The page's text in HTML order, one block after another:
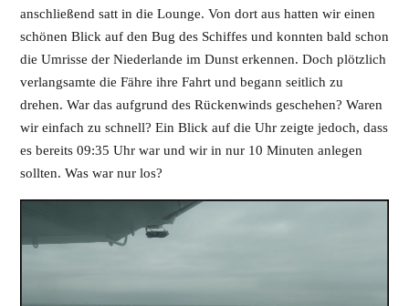
anschließend satt in die Lounge. Von dort aus hatten wir einen
schönen Blick auf den Bug des Schiffes und konnten bald schon
die Umrisse der Niederlande im Dunst erkennen. Doch plötzlich
verlangsamte die Fähre ihre Fahrt und begann seitlich zu
drehen. War das aufgrund des Rückenwinds geschehen? Waren
wir einfach zu schnell? Ein Blick auf die Uhr zeigte jedoch, dass
es bereits 09:35 Uhr war und wir in nur 10 Minuten anlegen
sollten. Was war nur los?